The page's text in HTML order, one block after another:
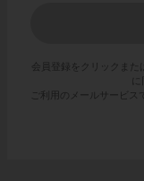
会員登録をクリックまた
ご利用のメールサービ